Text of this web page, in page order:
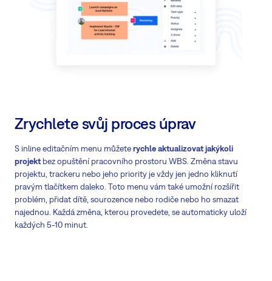
Zrychlete svůj proces úprav
S inline editačním menu můžeterychle aktualizovat jakýkoli
projektbez opuštění pracovního prostoru WBS. Změna stavu
projektu, trackeru nebo jeho priority je vždy jen jedno kliknutí
pravým tlačítkem daleko. Toto menu vám také umožní rozšířit
problém, přidat dítě, sourozence nebo rodiče nebo ho smazat
najednou. Každá změna, kterou provedete, se automaticky uloží
každých 5-10 minut.